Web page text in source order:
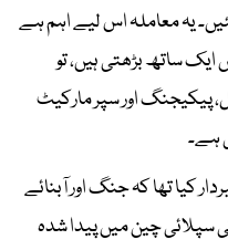
یہ معاملہ اس لیے اہم ہے
ایک ساتھ بڑھتی ہیں، تو
پیکیجنگ اور سپر مارکیٹ
ہے۔
کیا تھا کہ جنگ اور آبنائے
چین میں پیدا شدہ